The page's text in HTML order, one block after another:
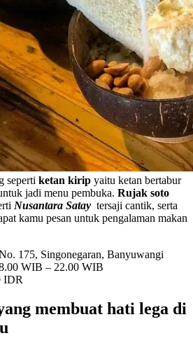
seperti ketan kirip yaitu ketan bertabur
jadi menu pembuka. Rujak soto
Nusantara Satay tersaji cantik, serta
kamu pesan untuk pengalaman makan
175, Singonegaran, Banyuwangi
WIB – 22.00 WIB
IDR
membuat hati lega di